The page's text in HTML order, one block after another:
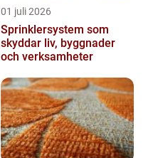
01 juli 2026
Sprinklersystem som
skyddar liv, byggnader
och verksamheter